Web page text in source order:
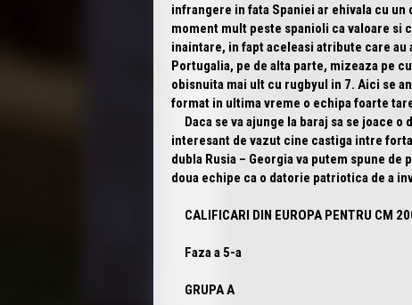
infrangere in fata Spaniei ar ehivala cu
moment mult peste spanioli ca valoare
inaintare, in fapt aceleasi atribute care au
Portugalia, pe de alta parte, mizeaza pe
obisnuita mai ult cu rugbyul in 7. Aici se
format in ultima vreme o echipa foarte
Daca se va ajunge la baraj sa se joace
interesant de vazut cine castiga intre
dubla Rusia – Georgia va putem spune
doua echipe ca o datorie patriotica de a
CALIFICARI DIN EUROPA PENTRU CM
Faza a 5-a
GRUPA A